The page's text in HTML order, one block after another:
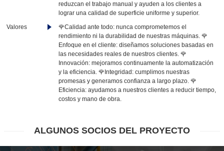
reduzcan el trabajo manual y ayuden a los clientes a
lograr una calidad de superficie uniforme y superior.
Valores
🌹Calidad ante todo: nunca comprometemos el
rendimiento ni la durabilidad de nuestras máquinas. 🌹
Enfoque en el cliente: diseñamos soluciones basadas en
las necesidades reales de nuestros clientes. 🌹
Innovación: mejoramos continuamente la automatización
y la eficiencia. 🌹Integridad: cumplimos nuestras
promesas y generamos confianza a largo plazo. 🌹
Eficiencia: ayudamos a nuestros clientes a reducir tiempo,
costos y mano de obra.
ALGUNOS SOCIOS DEL PROYECTO